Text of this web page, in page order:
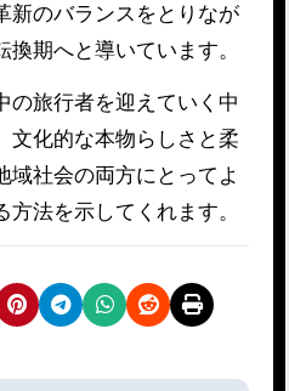
新のバランスをとりなが
期へと導いています。
の旅行者を迎えていく中
文化的な本物らしさと柔
域社会の両方にとってよ
法を示してくれます。